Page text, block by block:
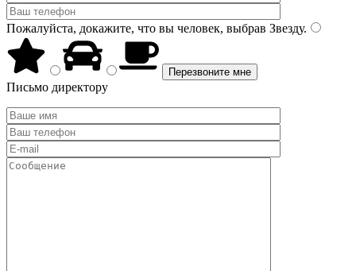
Пожалуйста, докажите, что вы человек, выбрав Звезду.
Письмо директору